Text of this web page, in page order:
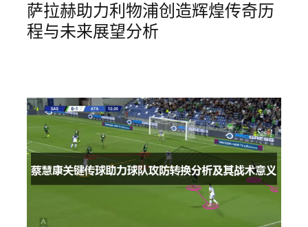
萨拉赫助力利物浦创造辉煌传奇历
程与未来展望分析